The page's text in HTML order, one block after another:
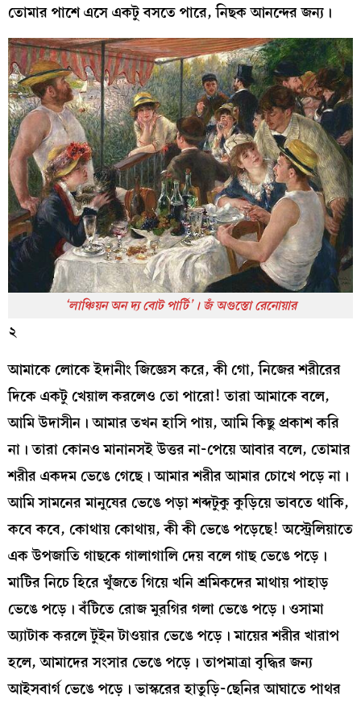
তোমার পাশে এসে একটু বসতে পারে, নিছক আনন্দের জন্য।
‘লাঞ্চিয়ন অন দ্য বোট পার্টি’। জঁ অগুস্তো রেনোয়ার
২
আমাকে লোকে ইদানীং জিজ্ঞেস করে, কী গো, নিজের শরীরের
দিকে একটু খেয়াল করলেও তো পারো! তারা আমাকে বলে,
আমি উদাসীন। আমার তখন হাসি পায়, আমি কিছু প্রকাশ করি
না। তারা কোনও মানানসই উত্তর না-পেয়ে আবার বলে, তোমার
শরীর একদম ভেঙে গেছে। আমার শরীর আমার চোখে পড়ে না।
আমি সামনের মানুষের ভেঙে পড়া শব্দটুকু কুড়িয়ে ভাবতে থাকি,
কবে কবে, কোথায় কোথায়, কী কী ভেঙে পড়েছে! অস্ট্রেলিয়াতে
এক উপজাতি গাছকে গালাগালি দেয় বলে গাছ ভেঙে পড়ে।
মাটির নিচে হিরে খুঁজতে গিয়ে খনি শ্রমিকদের মাথায় পাহাড়
ভেঙে পড়ে। বঁটিতে রোজ মুরগির গলা ভেঙে পড়ে। ওসামা
অ্যাটাক করলে টুইন টাওয়ার ভেঙে পড়ে। মায়ের শরীর খারাপ
হলে, আমাদের সংসার ভেঙে পড়ে। তাপমাত্রা বৃদ্ধির জন্য
আইসবার্গ ভেঙে পড়ে। ভাস্করের হাতুড়ি-ছেনির আঘাতে পাথর